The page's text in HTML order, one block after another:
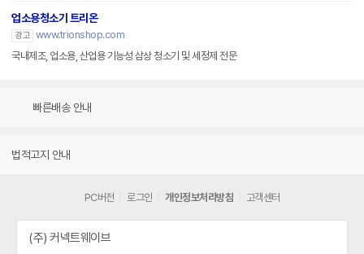
업소용청소기 트리온
광고 www.trionshop.com
국내제조, 업소용, 산업용 기능성 삼상 청소기 및 세정제 전문
빠른배송 안내
법적고지 안내
PC버전 로그인 개인정보처리방침 고객센터
(주) 커넥트웨이브